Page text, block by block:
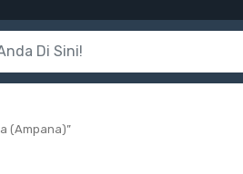
(Ampana)”